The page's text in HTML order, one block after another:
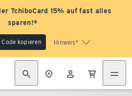
TchiboCard 15% auf fast alles
sparen!*
Code kopieren Hinweis*